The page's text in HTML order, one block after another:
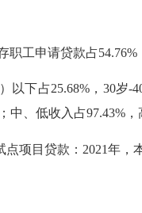
申请贷款占54.76%
占25.68%，30岁-40
中、低收入占97.43%，
目贷款：2021年，